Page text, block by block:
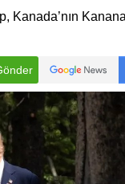
Kanada’nın